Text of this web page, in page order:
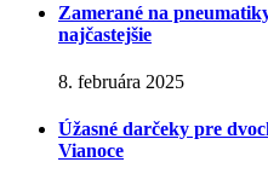
Zamerané na
najčastejšie
8. februára 2025
Úžasné darčeky pre
Vianoce